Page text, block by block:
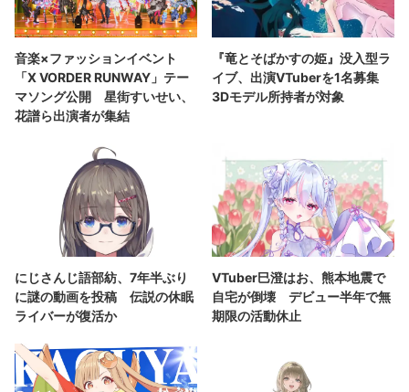
音楽×ファッションイベント
「X VORDER RUNWAY」テー
マソング公開 星街すいせい、
花譜ら出演者が集結
『竜とそばかすの姫』没入型ラ
イブ、出演VTuberを1名募集
3Dモデル所持者が対象
にじさんじ語部紡、7年半ぶり
に謎の動画を投稿 伝説の休眠
ライバーが復活か
VTuber巳澄はお、熊本地震で
自宅が倒壊 デビュー半年で無
期限の活動休止